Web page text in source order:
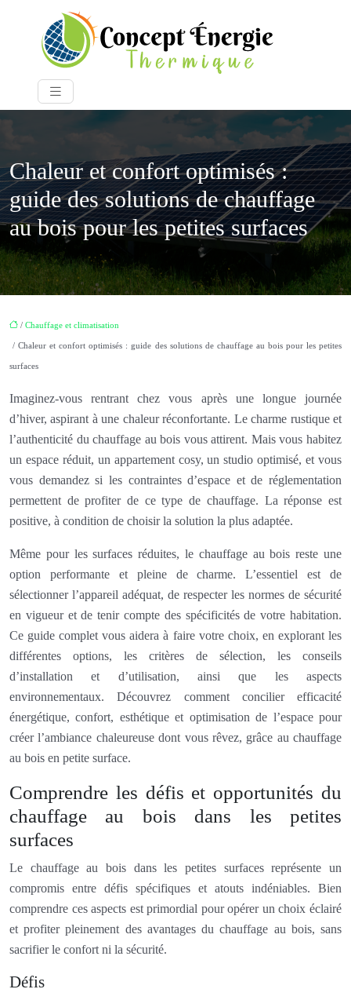
Chaleur et confort optimisés :
guide des solutions de chauffage
au bois pour les petites surfaces
/ Chauffage et climatisation
/ Chaleur et confort optimisés : guide des solutions de chauffage au bois pour les petites
surfaces
Imaginez-vous rentrant chez vous après une longue journée
d’hiver, aspirant à une chaleur réconfortante. Le charme rustique et
l’authenticité du chauffage au bois vous attirent. Mais vous habitez
un espace réduit, un appartement cosy, un studio optimisé, et vous
vous demandez si les contraintes d’espace et de réglementation
permettent de profiter de ce type de chauffage. La réponse est
positive, à condition de choisir la solution la plus adaptée.
Même pour les surfaces réduites, le chauffage au bois reste une
option performante et pleine de charme. L’essentiel est de
sélectionner l’appareil adéquat, de respecter les normes de sécurité
en vigueur et de tenir compte des spécificités de votre habitation.
Ce guide complet vous aidera à faire votre choix, en explorant les
différentes options, les critères de sélection, les conseils
d’installation et d’utilisation, ainsi que les aspects
environnementaux. Découvrez comment concilier efficacité
énergétique, confort, esthétique et optimisation de l’espace pour
créer l’ambiance chaleureuse dont vous rêvez, grâce au chauffage
au bois en petite surface.
Comprendre les défis et opportunités du
chauffage au bois dans les petites
surfaces
Le chauffage au bois dans les petites surfaces représente un
compromis entre défis spécifiques et atouts indéniables. Bien
comprendre ces aspects est primordial pour opérer un choix éclairé
et profiter pleinement des avantages du chauffage au bois, sans
sacrifier le confort ni la sécurité.
Défis